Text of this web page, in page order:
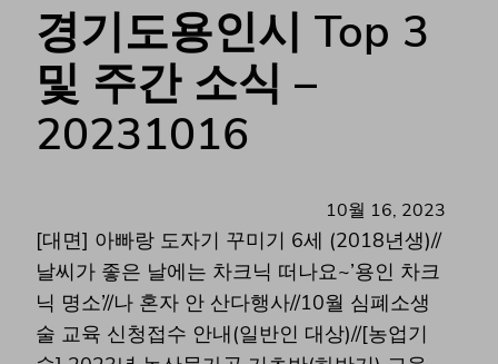
경기도용인시 Top 3
및 주간 소식 –
20231016
10월 16, 2023
[대면] 아빠랑 도자기 꾸미기 6세 (2018년생)//
날씨가 좋은 날에는 차크닉 떠나요~’용인 차크
닉 명소’//나 혼자 안 산다행사//10월 심폐소생
술 교육 신청접수 안내(일반인 대상)//[농업기